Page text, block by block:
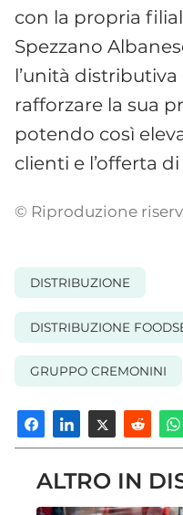
con la propria
Spezzano
l’unità
rafforzare la sua
potendo così
clienti e l’offerta
© Riproduzione
DISTRIBUZIONE
DISTRIBUZIONE
GRUPPO CREMONINI
ALTRO IN